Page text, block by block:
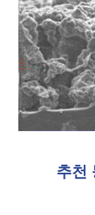
추천